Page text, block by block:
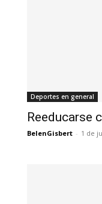
Deportes en general
Reeducarse
BelenGisbert - 1 de